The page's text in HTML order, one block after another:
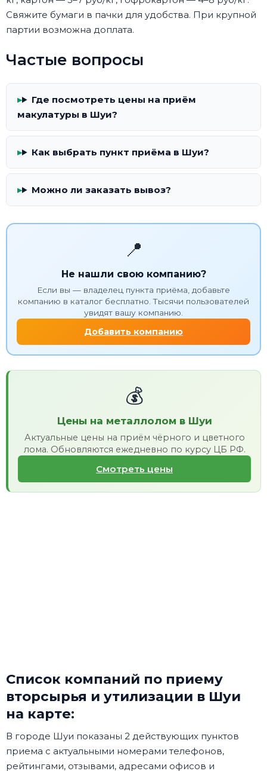
Свяжите бумаги в пачки для удобства. При крупной
партии возможна доплата.
Частые вопросы
Где посмотреть цены на приём
макулатуры в Шуи?
Как выбрать пункт приёма в Шуи?
Можно ли заказать вывоз?
📍
Не нашли свою компанию?
Если вы — владелец пункта приёма, добавьте
компанию в каталог бесплатно. Тысячи пользователей
увидят вашу компанию.
Добавить компанию
💰
Цены на металлолом в Шуи
Актуальные цены на приём чёрного и цветного
лома. Обновляются ежедневно по курсу ЦБ РФ.
Смотреть цены
Список компаний по приему
вторсырья и утилизации в Шуи
на карте:
В городе Шуи показаны 2 действующих пунктов
приема с актуальными номерами телефонов,
рейтингами, отзывами, адресами офисов и